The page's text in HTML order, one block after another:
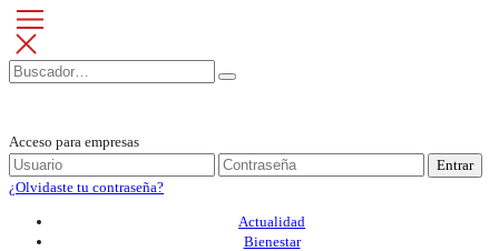
Acceso para empresas
Entrar
¿Olvidaste tu contraseña?
Actualidad
Bienestar